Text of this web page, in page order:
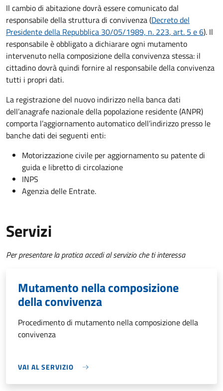
Il cambio di abitazione dovrà essere comunicato dal
responsabile della struttura di convivenza (Decreto del
Presidente della Repubblica 30/05/1989, n. 223, art. 5 e 6). Il
responsabile è obbligato a dichiarare ogni mutamento
intervenuto nella composizione della convivenza stessa: il
cittadino dovrà quindi fornire al responsabile della convivenza
tutti i propri dati.
La registrazione del nuovo indirizzo nella banca dati
dell’anagrafe nazionale della popolazione residente (ANPR)
comporta l’aggiornamento automatico dell’indirizzo presso le
banche dati dei seguenti enti:
Motorizzazione civile per aggiornamento su patente di
guida e libretto di circolazione
INPS
Agenzia delle Entrate.
Servizi
Per presentare la pratica accedi al servizio che ti interessa
Mutamento nella composizione
della convivenza
Procedimento di mutamento nella composizione della
convivenza
VAI AL SERVIZIO